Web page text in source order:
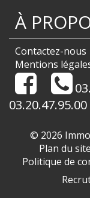
À
Contactez-nous
Mentions
03.20.47.95.00
© 2026
Plan du site
Politique de